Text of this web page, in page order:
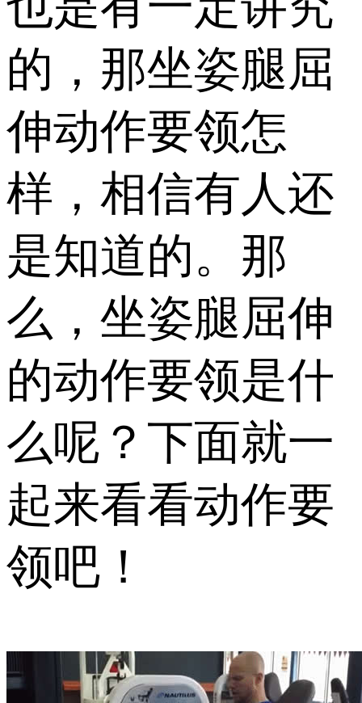
的，那坐姿腿屈
伸动作要领怎
样，相信有人还
是知道的。那
么，坐姿腿屈伸
的动作要领是什
么呢？下面就一
起来看看动作要
领吧！